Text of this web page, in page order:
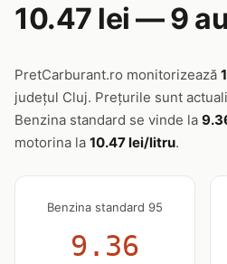
10.47 lei — 9
PretCarburant.ro monitorizează
județul Cluj. Prețurile sunt
Benzina standard se vinde la
motorina la 10.47 lei/litru.
Benzina standard 95
9.36